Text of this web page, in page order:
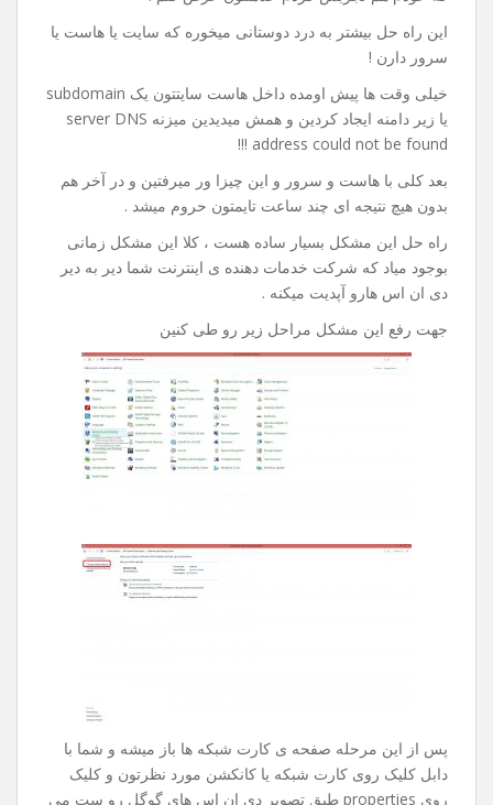
11 دسامبر 2016 ۲۲ نظر
سلام و عرض ادب خدمت بازدیدکنندگان عزیز .
در این پست قصد دارم راه حل یک خطای اعصاب خورد کن رو
این راه حل بیشتر به درد دوستانی میخوره که سایت یا هاست یا
سرور دارن !
خیلی وقت ها پیش اومده داخل هاست سایتتون یک subdomain
یا زیر دامنه ایجاد کردین و همش میدیدین میزنه server DNS
address could not be found !!!
بعد کلی با هاست و سرور و این چیزا ور میرفتین و در آخر هم
بدون هیچ نتیجه ای چند ساعت تایمتون حروم میشد .
راه حل این مشکل بسیار ساده هست ، کلا این مشکل زمانی
بوجود میاد که شرکت خدمات دهنده ی اینترنت شما دیر به دیر
دی ان اس هارو آپدیت میکنه .